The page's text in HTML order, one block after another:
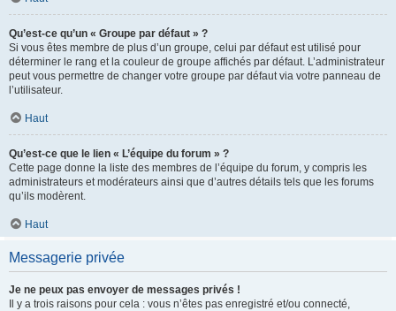
Qu’est-ce qu’un « Groupe par défaut » ?
Si vous êtes membre de plus d’un groupe, celui par défaut est utilisé pour
déterminer le rang et la couleur de groupe affichés par défaut. L’administrateur
peut vous permettre de changer votre groupe par défaut via votre panneau de
l’utilisateur.
Haut
Qu’est-ce que le lien « L’équipe du forum » ?
Cette page donne la liste des membres de l’équipe du forum, y compris les
administrateurs et modérateurs ainsi que d’autres détails tels que les forums
qu’ils modèrent.
Haut
Messagerie privée
Je ne peux pas envoyer de messages privés !
Il y a trois raisons pour cela : vous n’êtes pas enregistré et/ou connecté,